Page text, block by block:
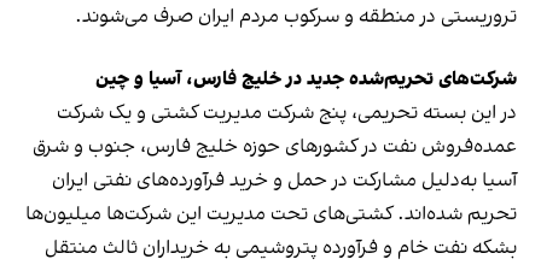
تروریستی در منطقه و سرکوب مردم ایران صرف می‌شوند.
شرکت‌های تحریم‌شده جدید در خلیج فارس، آسیا و چین
در این بسته تحریمی، پنج شرکت مدیریت کشتی و یک شرکت
عمده‌فروش نفت در کشورهای حوزه خلیج فارس، جنوب و شرق
آسیا به‌دلیل مشارکت در حمل و خرید فرآورده‌های نفتی ایران
تحریم شده‌اند. کشتی‌های تحت مدیریت این شرکت‌ها میلیون‌ها
بشکه نفت خام و فرآورده پتروشیمی به خریداران ثالث منتقل